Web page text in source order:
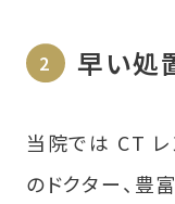
早い処
当院では CT レ
のドクター、豊